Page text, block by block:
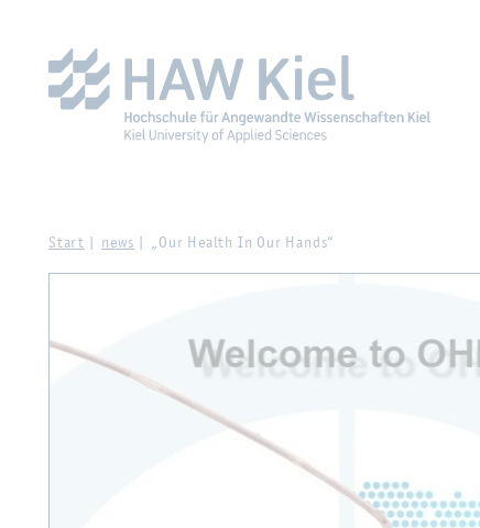
Start news „Our Health In Our Hands“